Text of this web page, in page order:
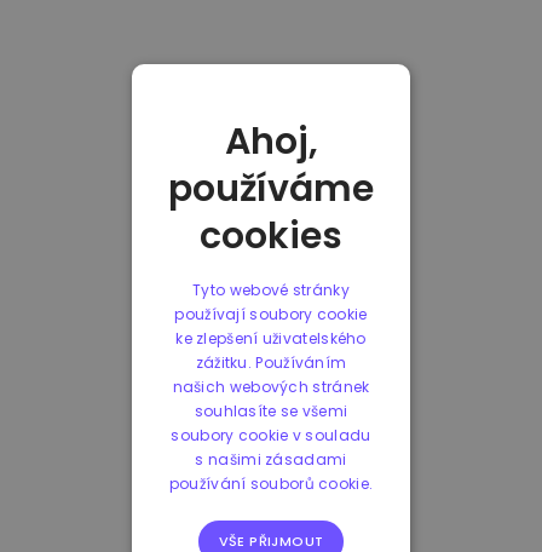
Ahoj,
používáme
cookies
Tyto webové stránky
používají soubory cookie
ke zlepšení uživatelského
zážitku. Používáním
našich webových stránek
souhlasíte se všemi
soubory cookie v souladu
s našimi zásadami
používání souborů cookie.
VŠE PŘIJMOUT